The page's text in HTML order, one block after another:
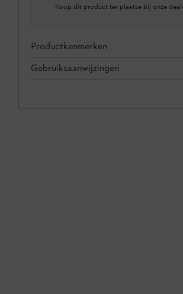
Koop dit product ter plaatse bij onze
Productkenmerken
Gebruiksaanwijzingen